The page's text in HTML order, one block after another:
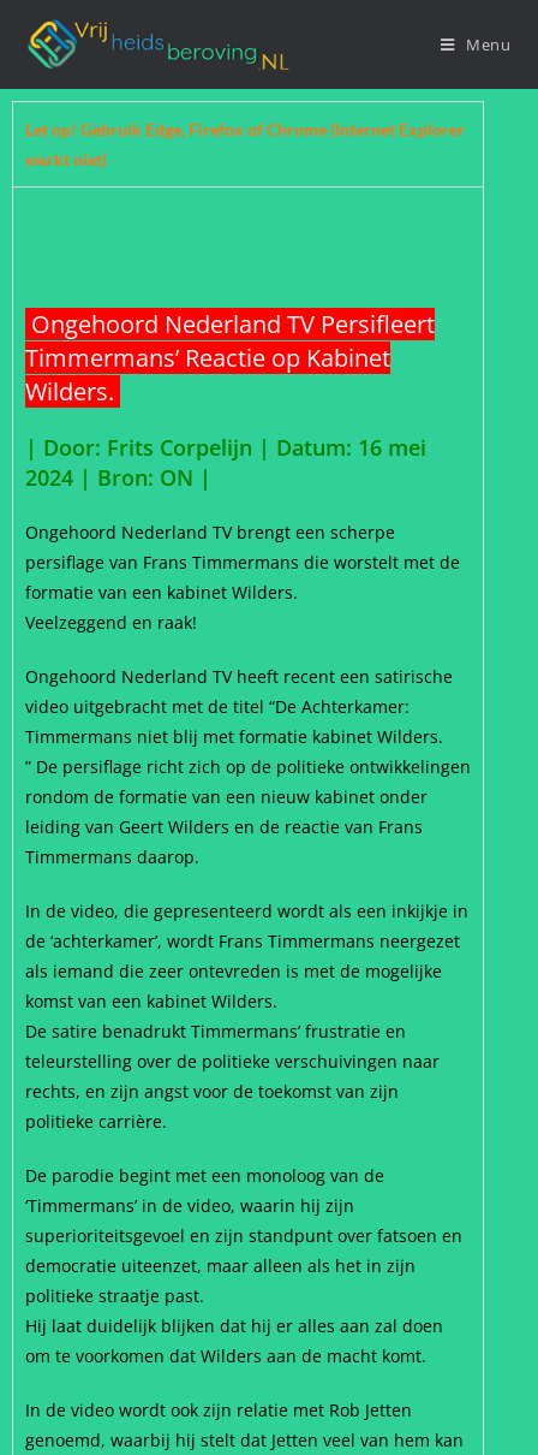
Menu
Let op! Gebruik Edge, Firefox of Chrome (Internet Explorer
werkt niet)
Ongehoord Nederland TV Persifleert
Timmermans’ Reactie op Kabinet
Wilders.
| Door: Frits Corpelijn | Datum: 16 mei
2024 | Bron: ON |
Ongehoord Nederland TV brengt een scherpe
persiflage van Frans Timmermans die worstelt met de
formatie van een kabinet Wilders.
Veelzeggend en raak!
Ongehoord Nederland TV heeft recent een satirische
video uitgebracht met de titel “De Achterkamer:
Timmermans niet blij met formatie kabinet Wilders.
” De persiflage richt zich op de politieke ontwikkelingen
rondom de formatie van een nieuw kabinet onder
leiding van Geert Wilders en de reactie van Frans
Timmermans daarop.
In de video, die gepresenteerd wordt als een inkijkje in
de ‘achterkamer’, wordt Frans Timmermans neergezet
als iemand die zeer ontevreden is met de mogelijke
komst van een kabinet Wilders.
De satire benadrukt Timmermans’ frustratie en
teleurstelling over de politieke verschuivingen naar
rechts, en zijn angst voor de toekomst van zijn
politieke carrière.
De parodie begint met een monoloog van de
‘Timmermans’ in de video, waarin hij zijn
superioriteitsgevoel en zijn standpunt over fatsoen en
democratie uiteenzet, maar alleen als het in zijn
politieke straatje past.
Hij laat duidelijk blijken dat hij er alles aan zal doen
om te voorkomen dat Wilders aan de macht komt.
In de video wordt ook zijn relatie met Rob Jetten
genoemd, waarbij hij stelt dat Jetten veel van hem kan